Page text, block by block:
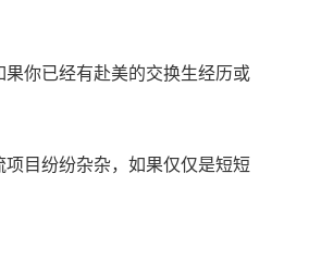
你已经有赴美的交换生经历或
目纷纷杂杂，如果仅仅是短短